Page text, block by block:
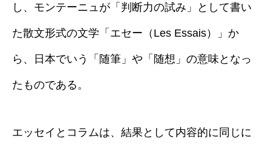
し、モンテーニュが「判断力の試み」として書い
た散文形式の文学「エセー（Les Essais）」か
ら、日本でいう「随筆」や「随想」の意味となっ
たものである。
エッセイとコラムは、結果として内容的に同じに